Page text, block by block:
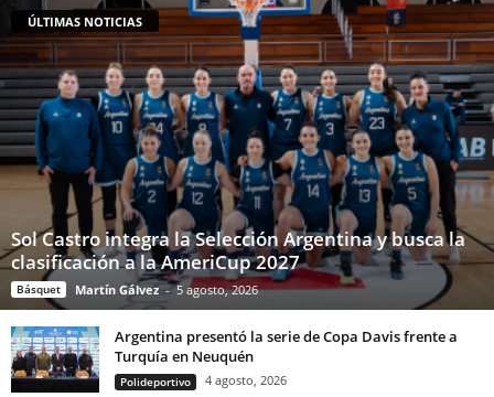
ÚLTIMAS NOTICIAS
Sol Castro integra la Selección Argentina y busca la
clasificación a la AmeriCup 2027
Básquet Martín Gálvez - 5 agosto, 2026
Argentina presentó la serie de Copa Davis frente a
Turquía en Neuquén
Polideportivo 4 agosto, 2026